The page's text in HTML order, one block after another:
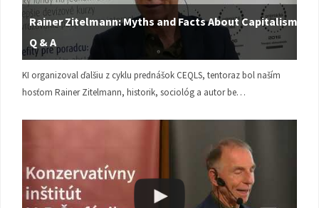
Rainer Zitelmann: Myths and Facts About Capitalism |
Q & A
KI organizoval ďalšiu z cyklu prednášok CEQLS, tentoraz bol naším
hosťom Rainer Zitelmann, historik, sociológ a autor be…